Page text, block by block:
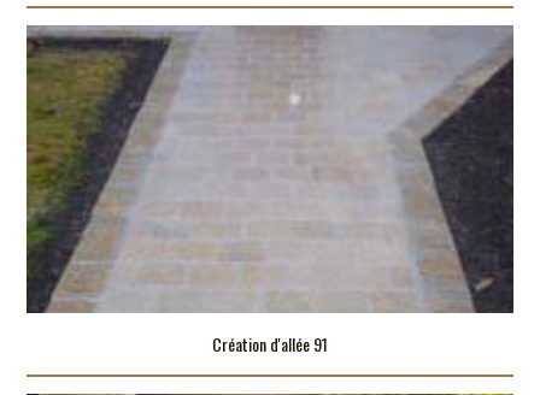
Création d'allée 91